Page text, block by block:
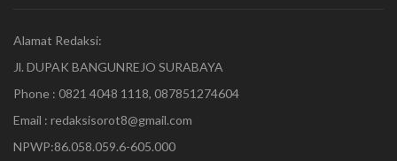
Alamat Redaksi:
Jl. DUPAK BANGUNREJO SURABAYA
Phone : 0821 4048 1118, 087851274604
Email : redaksisorot8@gmail.com
NPWP:86.058.059.6-605.000